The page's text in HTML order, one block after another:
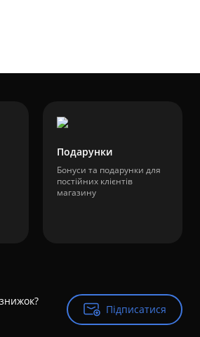
Подарунки
Бонуси та подарунки для
постійних клієнтів
магазину
Підписатися
Підписатися